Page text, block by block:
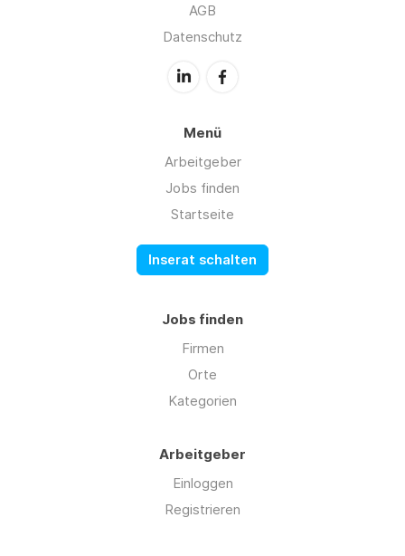
AGB
Datenschutz
Menü
Arbeitgeber
Jobs finden
Startseite
Inserat schalten
Jobs finden
Firmen
Orte
Kategorien
Arbeitgeber
Einloggen
Registrieren